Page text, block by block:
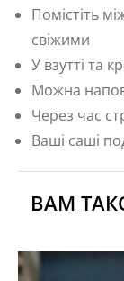
Помістіть
свіжими
У взутті та
Можна
Через час
Ваші саші
ВАМ